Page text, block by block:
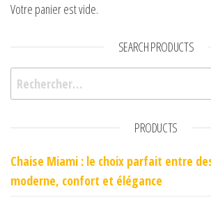
Votre panier est vide.
SEARCH PRODUCTS
Rechercher :
PRODUCTS
Chaise Miami : le choix parfait entre
moderne, confort et élégance